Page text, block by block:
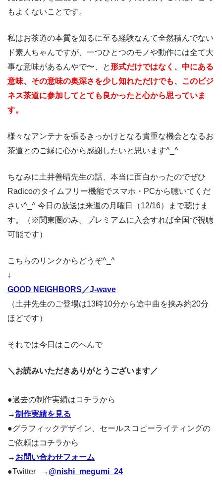
もよくないことです。
私はお茶道の本質を知るに至る経験なんて全然積んでない
ド素人ちゃんですが、一つひとつのモノや動作には全て大
事な意味があるんやで〜、と形式だけではなく、中にある
意味、その意味の奥深さを少し知れただけでも、このビジ
ネス茶道に参加してとても良かったと心から思っていま
す。
様々なアンテナを張るきっかけとなる貴重な機会となるお
茶道とのご縁に心から感謝したいと思います^_^
ちなみに土井善晴先生の話、本当に面白かったのでぜひ
Radicoのタイムフリー機能でスマホ・PCから聴いてくだ
さい^_^ 今日の放送は来週の月曜日（12/16）まで聴けま
す。（※関東圏のみ。プレミアムに入会すれば全国で視聴
可能です）
こちらのリンクからどうぞ^_^
↓
GOOD NEIGHBORS／J-wave
（土井先生のご登場は13時10分から途中曲を挟み約20分
ほどです）
それでは今日はこのへんで
＼お読みいただきありがとうございます／
●過去の制作実績はコチラから
→制作実績を見る
●グラフィックデザイン、セールスコピーライティングの
ご依頼はコチラから
→ お問い合わせフォーム
●Twitter → @nishi_megumi_24